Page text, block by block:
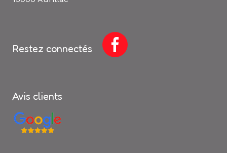
Restez connectés
Avis clients